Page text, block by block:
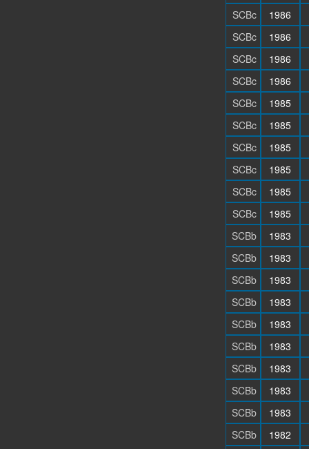
SCBc
1986
SCBc
1986
SCBc
1986
SCBc
1986
SCBc
1985
SCBc
1985
SCBc
1985
SCBc
1985
SCBc
1985
SCBc
1985
SCBb
1983
SCBb
1983
SCBb
1983
SCBb
1983
SCBb
1983
SCBb
1983
SCBb
1983
SCBb
1983
SCBb
1983
SCBb
1982